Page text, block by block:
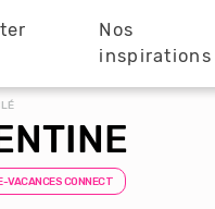
Nos
inspirations
VACANCES CONNECT